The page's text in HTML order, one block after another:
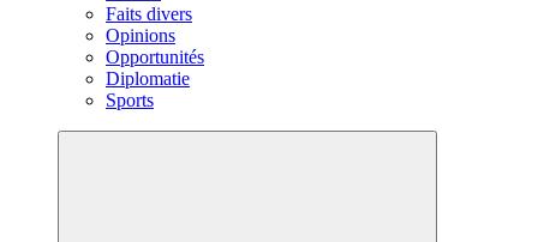
Faits divers
Opinions
Opportunités
Diplomatie
Sports